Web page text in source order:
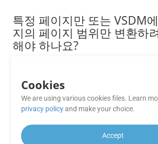
특정 페이지만 또는 VSDM
지의 페이지 범위만 변환하
해야 하나요?
개변수를 사용하여 특정 페이지(예: 1, 3, 5)
(예: 2~6)를 선택할 수 있습니다.
GroupDocs.Conversion
어떤 파일 형식을 지원합니까?
Cookies
We are using various cookies files. Learn
privacy policyand make your choice.
Accept